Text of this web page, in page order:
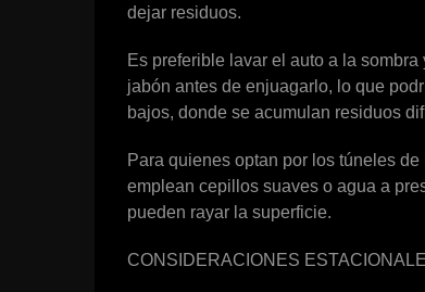
dejar residuos.
Es preferible lavar el auto a la
jabón antes de enjuagarlo, lo que
bajos, donde se acumulan residuos
Para quienes optan por los túneles
emplean cepillos suaves o agua a
pueden rayar la superficie.
CONSIDERACIONES